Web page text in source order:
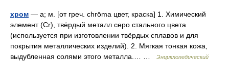
хром — а; м. [от греч. chrōma цвет, краска] 1. Химический
элемент (Сr), твёрдый металл серо стального цвета
(используется при изготовлении твёрдых сплавов и для
покрытия металлических изделий). 2. Мягкая тонкая кожа,
выдубленная солями этого металла.… …
Энциклопедический